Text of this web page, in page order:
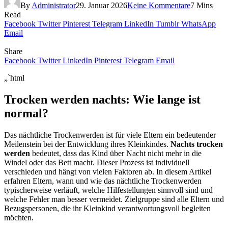
By Administrator29. Januar 2026Keine Kommentare7 Mins
Read
Facebook Twitter Pinterest Telegram LinkedIn Tumblr WhatsApp
Email
Share
Facebook Twitter LinkedIn Pinterest Telegram Email
„`html
Trocken werden nachts: Wie lange ist
normal?
Das nächtliche Trockenwerden ist für viele Eltern ein bedeutender
Meilenstein bei der Entwicklung ihres Kleinkindes. Nachts trocken
werden bedeutet, dass das Kind über Nacht nicht mehr in die
Windel oder das Bett macht. Dieser Prozess ist individuell
verschieden und hängt von vielen Faktoren ab. In diesem Artikel
erfahren Eltern, wann und wie das nächtliche Trockenwerden
typischerweise verläuft, welche Hilfestellungen sinnvoll sind und
welche Fehler man besser vermeidet. Zielgruppe sind alle Eltern und
Bezugspersonen, die ihr Kleinkind verantwortungsvoll begleiten
möchten.